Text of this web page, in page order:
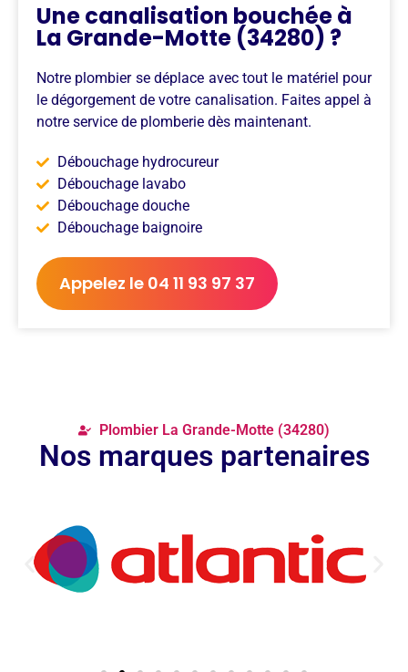
Une canalisation bouchée à
La Grande-Motte (34280) ?
Notre plombier se déplace avec tout le matériel pour
le dégorgement de votre canalisation. Faites appel à
notre service de plomberie dès maintenant.
Débouchage hydrocureur
Débouchage lavabo
Débouchage douche
Débouchage baignoire
Appelez le 04 11 93 97 37
Plombier La Grande-Motte (34280)
Nos marques partenaires